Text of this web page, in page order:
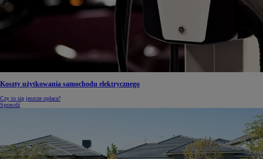
Koszty użytkowania samochodu elektrycznego
Czy to się jeszcze opłaca?
Sprawdź